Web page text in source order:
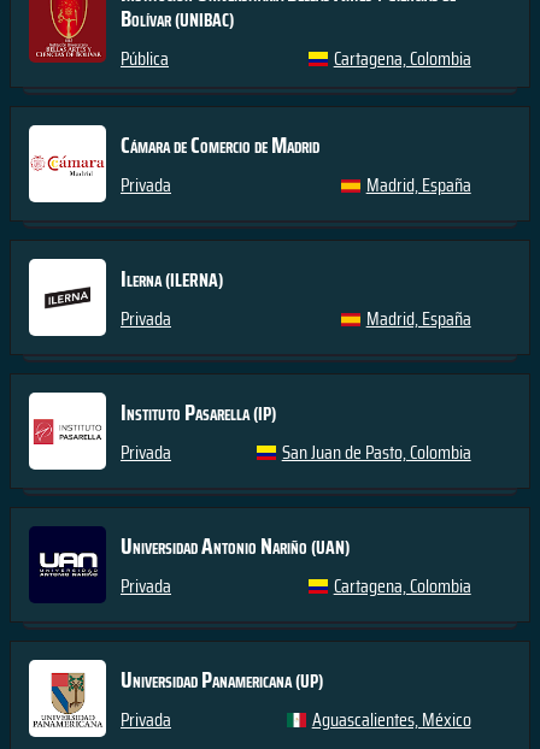
Bolívar(UNIBAC)
Pública Cartagena, Colombia
Cámara de Comercio de Madrid
Privada Madrid, España
Ilerna(ILERNA)
Privada Madrid, España
Instituto Pasarella(IP)
Privada San Juan de Pasto, Colombia
Universidad Antonio Nariño(UAN)
Privada Cartagena, Colombia
Universidad Panamericana(UP)
Privada Aguascalientes, México